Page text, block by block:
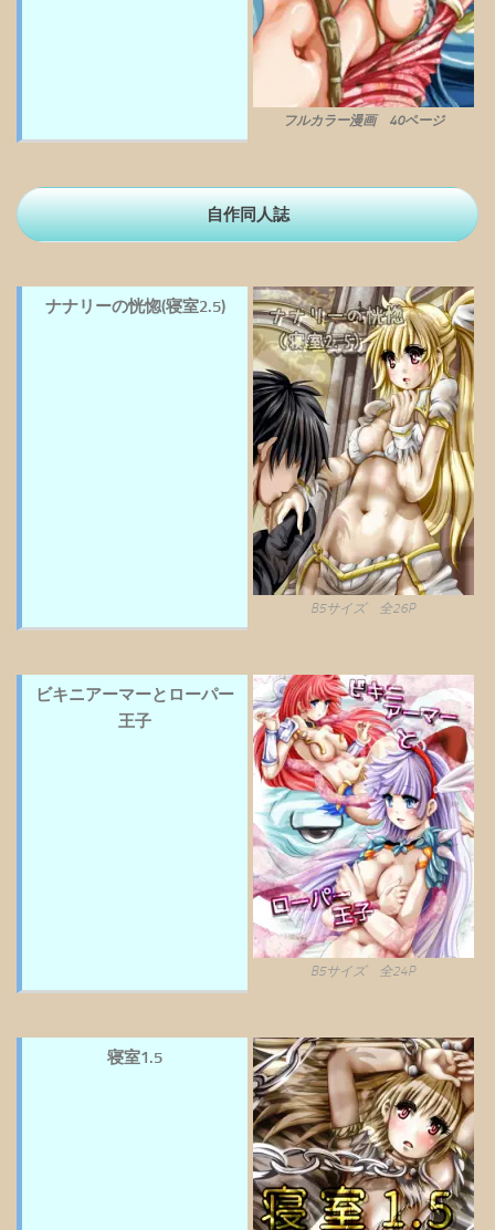
フルカラー漫画 40ページ
自作同人誌
ナナリーの恍惚(寝室2.5)
B5サイズ 全26P
ビキニアーマーとローパー
王子
B5サイズ 全24P
寝室1.5